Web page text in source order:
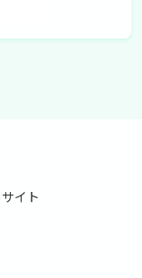
イト